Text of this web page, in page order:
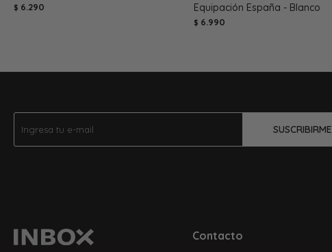
$ 6.290
Equipación España - Blanco
$ 6.990
SUSCRIBIRME
Contacto